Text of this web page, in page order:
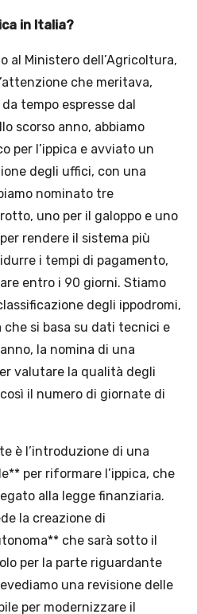
in Italia?
al Ministero dell’Agricoltura,
che meritava,
tempo espresse dal
scorso anno, abbiamo
per l’ippica e avviato un
degli uffici, con una
nominato tre
uno per il galoppo e uno
rendere il sistema più
i tempi di pagamento,
entro i 90 giorni. Stiamo
degli ippodromi,
si basa su dati tecnici e
la nomina di una
valutare la qualità degli
il numero di giornate di
è l’introduzione di una
per riformare l’ippica, che
alla legge finanziaria.
la creazione di
che sarà sotto il
per la parte riguardante
una revisione delle
per modernizzare il